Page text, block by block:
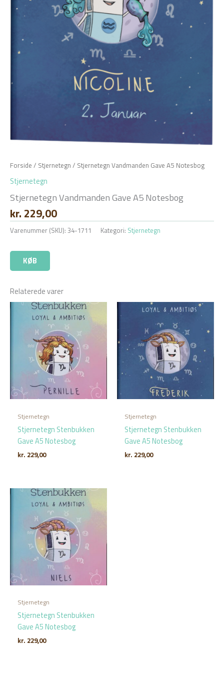
Forside / Stjernetegn / Stjernetegn Vandmanden Gave A5 Notesbog
Stjernetegn
Stjernetegn Vandmanden Gave A5 Notesbog
kr. 229,00
Varenummer (SKU): 34-1711 Kategori: Stjernetegn
KØB
Relaterede varer
Stjernetegn
Stjernetegn Stenbukken
Gave A5 Notesbog
kr. 229,00
Stjernetegn
Stjernetegn Stenbukken
Gave A5 Notesbog
kr. 229,00
Stjernetegn
Stjernetegn Stenbukken
Gave A5 Notesbog
kr. 229,00